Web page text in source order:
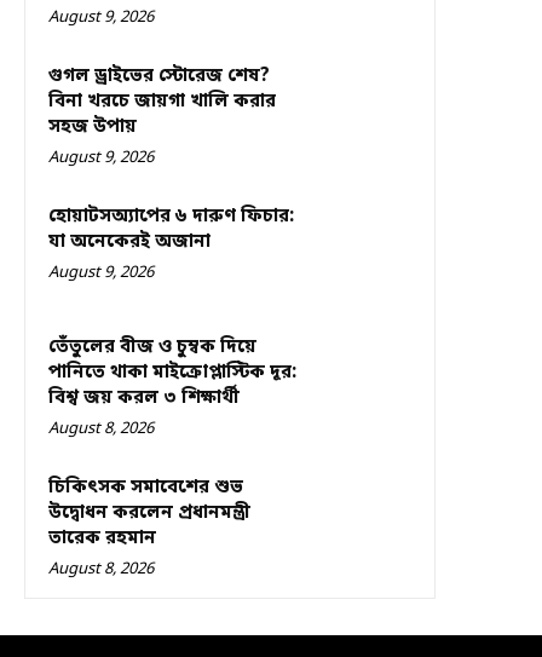
August 9, 2026
গুগল ড্রাইভের স্টোরেজ শেষ?
বিনা খরচে জায়গা খালি করার
সহজ উপায়
August 9, 2026
হোয়াটসঅ্যাপের ৬ দারুণ ফিচার:
যা অনেকেরই অজানা
August 9, 2026
তেঁতুলের বীজ ও চুম্বক দিয়ে
পানিতে থাকা মাইক্রোপ্লাস্টিক দূর:
বিশ্ব জয় করল ৩ শিক্ষার্থী
August 8, 2026
চিকিৎসক সমাবেশের শুভ
উদ্বোধন করলেন প্রধানমন্ত্রী
তারেক রহমান
August 8, 2026